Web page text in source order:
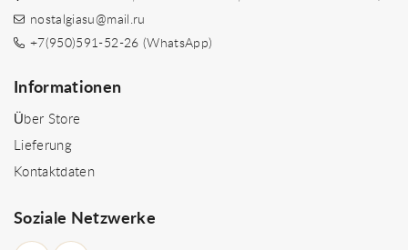
nostalgiasu@mail.ru
+7(950)591-52-26 (WhatsApp)
Informationen
Über Store
Lieferung
Kontaktdaten
Soziale Netzwerke